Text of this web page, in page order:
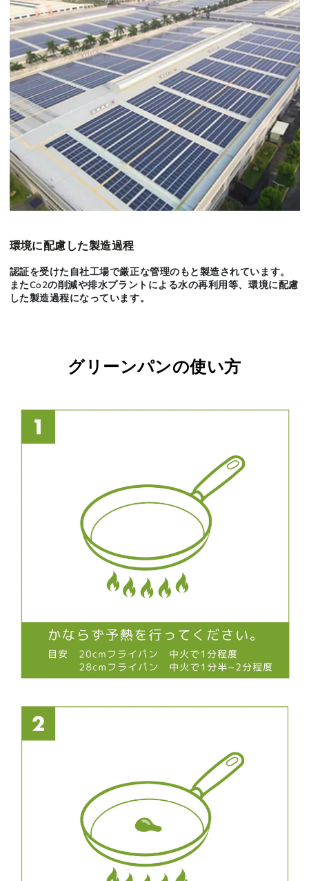
環境に配慮した製造過程
認証を受けた自社工場で厳正な管理のもと製造されています。
またCo2の削減や排水プラントによる水の再利用等、環境に配慮
した製造過程になっています。
グリーンパンの使い方